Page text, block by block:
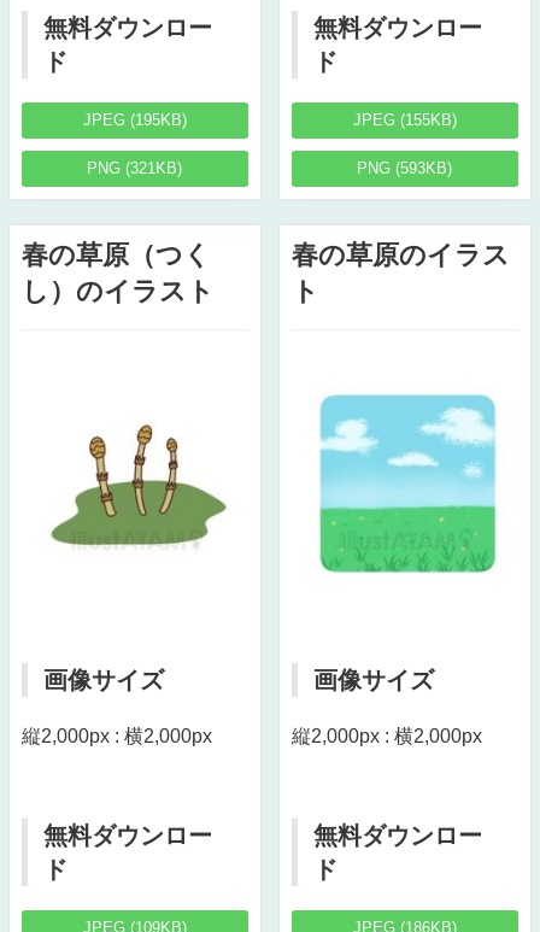
無料ダウンロー
ド
JPEG (195KB)
PNG (321KB)
無料ダウンロー
ド
JPEG (155KB)
PNG (593KB)
春の草原（つく
し）のイラスト
画像サイズ
縦2,000px : 横2,000px
無料ダウンロー
ド
JPEG (109KB)
春の草原のイラス
ト
画像サイズ
縦2,000px : 横2,000px
無料ダウンロー
ド
JPEG (186KB)